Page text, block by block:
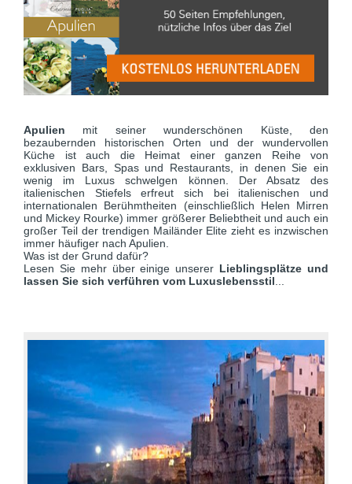
Apulien mit seiner wunderschönen Küste, den
bezaubernden historischen Orten und der wundervollen
Küche ist auch die Heimat einer ganzen Reihe von
exklusiven Bars, Spas und Restaurants, in denen Sie ein
wenig im Luxus schwelgen können. Der Absatz des
italienischen Stiefels erfreut sich bei italienischen und
internationalen Berühmtheiten (einschließlich Helen Mirren
und Mickey Rourke) immer größerer Beliebtheit und auch ein
großer Teil der trendigen Mailänder Elite zieht es inzwischen
immer häufiger nach Apulien.
Was ist der Grund dafür?
Lesen Sie mehr über einige unserer Lieblingsplätze und
lassen Sie sich verführen vom Luxuslebensstil...